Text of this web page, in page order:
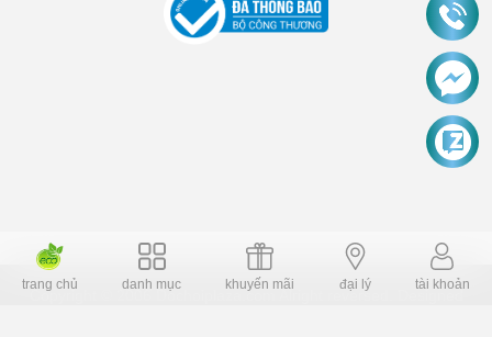
Copyright © 2006 Dochoiplaza.com Alright reversed. Designed
trang chủ danh mục khuyến mãi đại lý tài khoản